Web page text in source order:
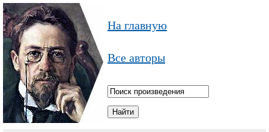
На главную
Все авторы